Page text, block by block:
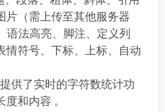
片（需上传至其他服务器
语法高亮、脚注、定义列
情符号、下标、上标、自动
供了实时的字符数统计功
和内容 。